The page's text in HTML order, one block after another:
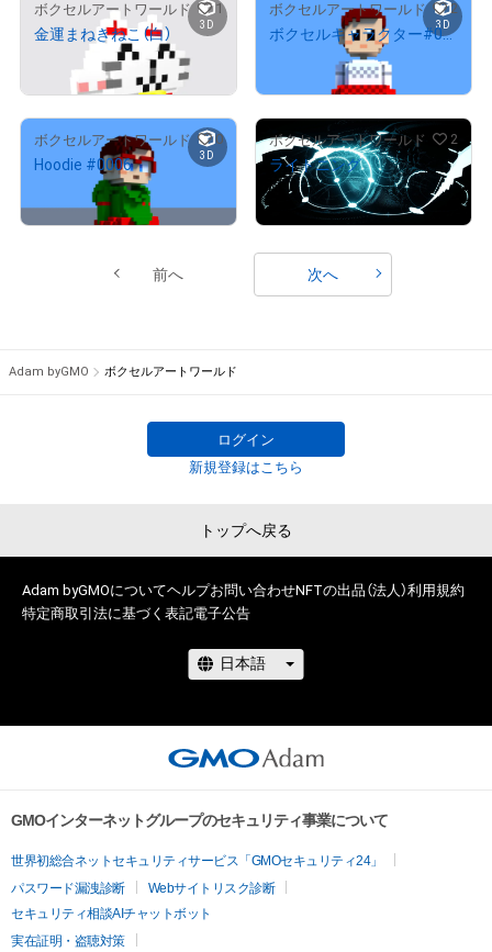
3D
ボクセルアートワールド 1
金運まねきねこ（白）
3D
ボクセルアートワールド 2
ボクセルキャラクター#001
150,000
3D
ボクセルアートワールド 0
Hoodie #0006
ボクセルアートワールド 2
ライトニング
¥ 3,000
前へ 次へ
Adam byGMO ボクセルアートワールド
ログイン
新規登録はこちら
トップへ戻る
Adam byGMOについてヘルプお問い合わせNFTの出品（法人）利用規約
特定商取引法に基づく表記電子公告
GMOインターネットグループのセキュリティ事業について
世界初総合ネットセキュリティサービス「GMOセキュリティ24」
パスワード漏洩診断
Webサイトリスク診断
セキュリティ相談AIチャットボット
実在証明・盗聴対策